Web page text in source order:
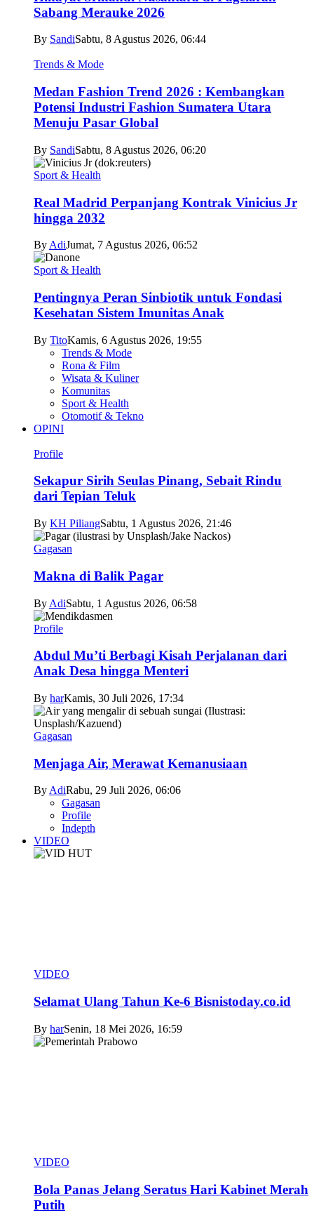
Sabang Merauke 2026
By SandiSabtu, 8 Agustus 2026, 06:44
Trends & Mode
Medan Fashion Trend 2026 : Kembangkan
Potensi Industri Fashion Sumatera Utara
Menuju Pasar Global
By SandiSabtu, 8 Agustus 2026, 06:20
Sport & Health
Real Madrid Perpanjang Kontrak Vinicius Jr
hingga 2032
By AdiJumat, 7 Agustus 2026, 06:52
Sport & Health
Pentingnya Peran Sinbiotik untuk Fondasi
Kesehatan Sistem Imunitas Anak
By TitoKamis, 6 Agustus 2026, 19:55
Trends & Mode
Rona & Film
Wisata & Kuliner
Komunitas
Sport & Health
Otomotif & Tekno
OPINI
Profile
Sekapur Sirih Seulas Pinang, Sebait Rindu
dari Tepian Teluk
By KH PiliangSabtu, 1 Agustus 2026, 21:46
Gagasan
Makna di Balik Pagar
By AdiSabtu, 1 Agustus 2026, 06:58
Profile
Abdul Mu’ti Berbagi Kisah Perjalanan dari
Anak Desa hingga Menteri
By harKamis, 30 Juli 2026, 17:34
Gagasan
Menjaga Air, Merawat Kemanusiaan
ByAdiRabu, 29 Juli 2026, 06:06
Gagasan
Profile
Indepth
VIDEO
VIDEO
Selamat Ulang Tahun Ke-6 Bisnistoday.co.id
By harSenin, 18 Mei 2026, 16:59
VIDEO
Bola Panas Jelang Seratus Hari Kabinet Merah
Putih